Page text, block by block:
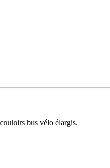
bus vélo élargis.